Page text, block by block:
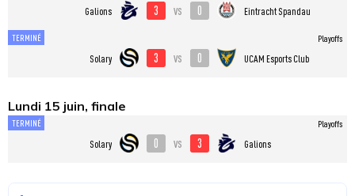
Galions 3 vs 0 Eintracht Spandau
TERMINÉ
Solary 3 vs 0 UCAM Esports Club
Playoffs
Lundi 15 juin, finale
TERMINÉ
Solary 0 vs 3 Galions
Playoffs